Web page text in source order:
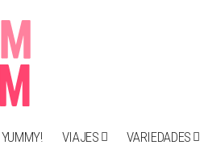
VIAJES VARIEDADES